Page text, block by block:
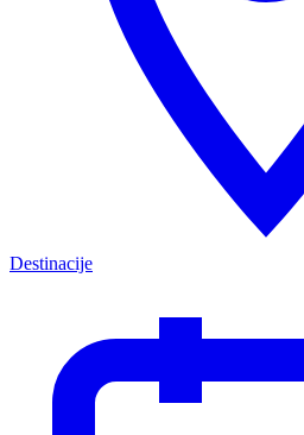
Destinacije